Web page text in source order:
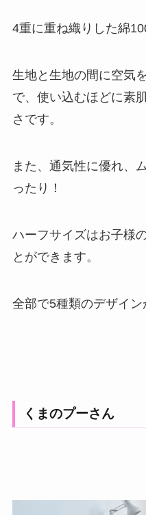
4重に重ね織りした綿
生地と生地の間に空気
で、使い込むほどに素
さです。
また、通気性に優れ、
ったり！
ハーフサイズはお子様
とができます。
全部で5種類のデザイン
くまのプーさん